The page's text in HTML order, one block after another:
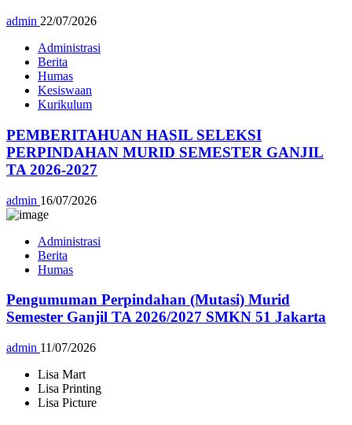
admin 22/07/2026
Administrasi
Berita
Humas
Kesiswaan
Kurikulum
PEMBERITAHUAN HASIL SELEKSI
PERPINDAHAN MURID SEMESTER GANJIL
TA 2026-2027
admin 16/07/2026
Administrasi
Berita
Humas
Pengumuman Perpindahan (Mutasi) Murid
Semester Ganjil TA 2026/2027 SMKN 51 Jakarta
admin 11/07/2026
Lisa Mart
Lisa Printing
Lisa Picture